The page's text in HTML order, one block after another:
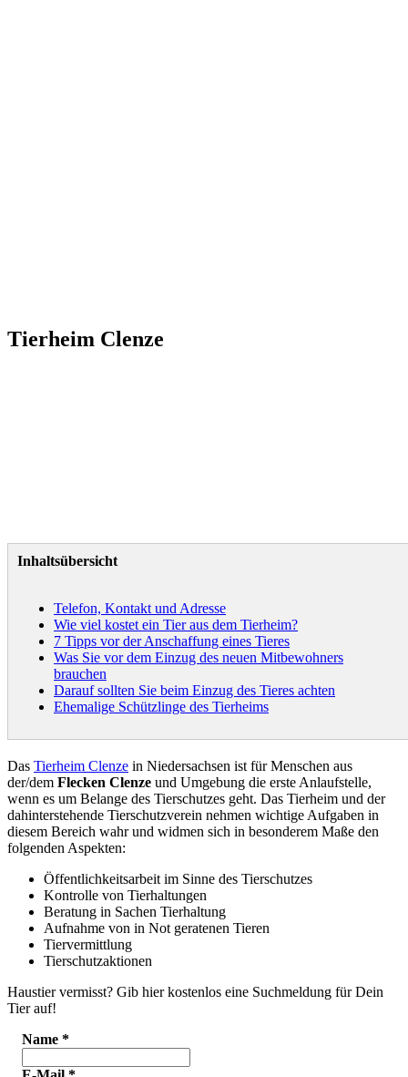
Tierheim Clenze
Inhaltsübersicht
Telefon, Kontakt und Adresse
Wie viel kostet ein Tier aus dem Tierheim?
7 Tipps vor der Anschaffung eines Tieres
Was Sie vor dem Einzug des neuen Mitbewohners
brauchen
Darauf sollten Sie beim Einzug des Tieres achten
Ehemalige Schützlinge des Tierheims
Das Tierheim Clenze in Niedersachsen ist für Menschen aus
der/dem Flecken Clenze und Umgebung die erste Anlaufstelle,
wenn es um Belange des Tierschutzes geht. Das Tierheim und der
dahinterstehende Tierschutzverein nehmen wichtige Aufgaben in
diesem Bereich wahr und widmen sich in besonderem Maße den
folgenden Aspekten:
Öffentlichkeitsarbeit im Sinne des Tierschutzes
Kontrolle von Tierhaltungen
Beratung in Sachen Tierhaltung
Aufnahme von in Not geratenen Tieren
Tiervermittlung
Tierschutzaktionen
Haustier vermisst? Gib hier kostenlos eine Suchmeldung für Dein
Tier auf!
Name *